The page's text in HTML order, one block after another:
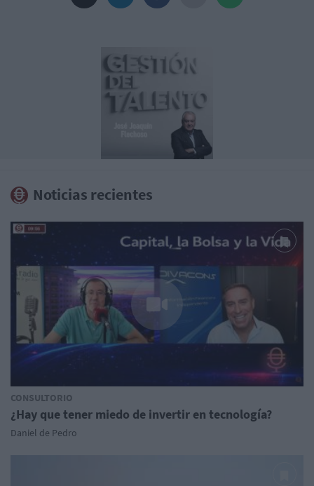
Noticias recientes
CONSULTORIO
¿Hay que tener miedo de invertir en tecnología?
Daniel de Pedro